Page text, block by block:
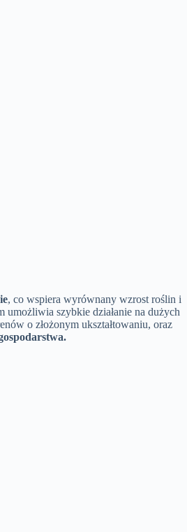
, co wspiera wyrównany wzrost roślin i
umożliwia szybkie działanie na dużych
o złożonym ukształtowaniu, oraz